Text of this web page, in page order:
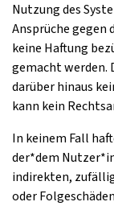
Nutzung des
Ansprüche gegen
keine Haftung
gemacht werden.
darüber hinaus
kann kein
In keinem Fall
der*dem
indirekten,
oder